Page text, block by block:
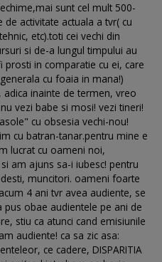
sunt cel mult 500-
activitate actuala a tvr( cu
etc).toti cei vechi din
si de-a lungul timpului au
in comparatie cu ei, care
cu foaia in mana!)
inainte de termen, vreo
vezi babe si mosi! vezi tineri!
cu obsesia vechi-nou!
cu batran-tanar.pentru mine e
lucrat cu oameni noi,
am ajuns sa-i iubesc! pentru
muncitori. oameni foarte
4 ani tvr avea audiente, se
pus obae audientele pe ani de
stiu ca atunci cand emisiunile
audiente! ca sa zic asa:
ce cadere, DISPARITIA